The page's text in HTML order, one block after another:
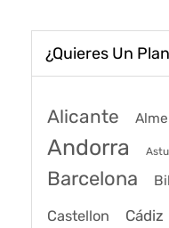
¿Quieres Un
Alicante
Andorra
Barcelona
Castellon Cádiz